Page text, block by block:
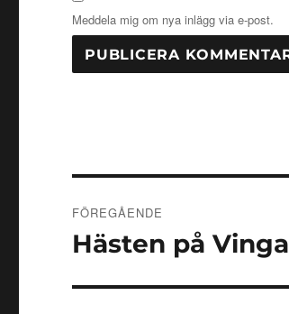
Meddela mig om nya inlägg via e-post.
FÖREGÅENDE
Föregående
Hästen på Vinga